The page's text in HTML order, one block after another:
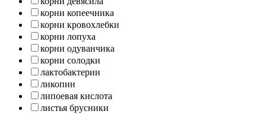
корни копеечника
корни кровохлебки
корни лопуха
корни одуванчика
корни солодки
лактобактерии
ликопин
липоевая кислота
листья брусники